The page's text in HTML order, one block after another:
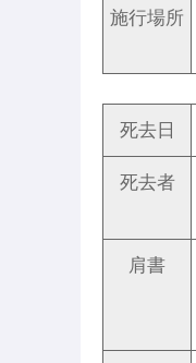
施行場所
死去日
死去者
肩書